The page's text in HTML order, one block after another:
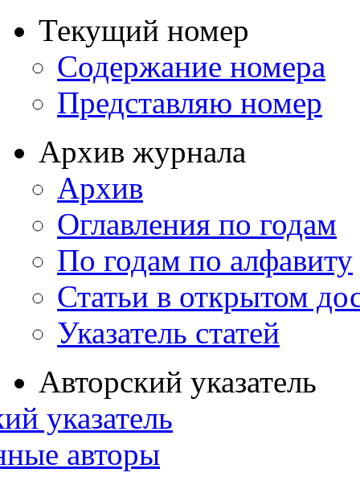
Текущий номер
Содержание номера
Представляю номер
Архив журнала
Архив
Оглавления по годам
По годам по алфавиту
Статьи в открытом
Указатель статей
Авторский указатель
указатель
авторы